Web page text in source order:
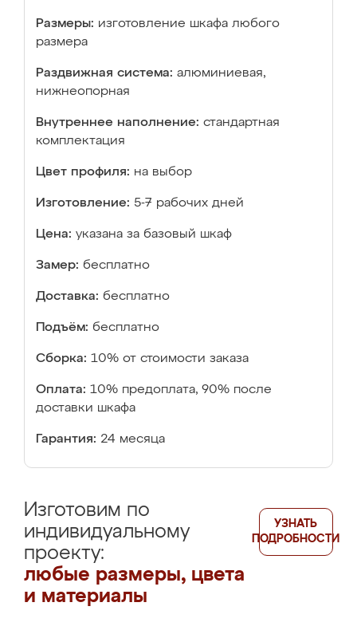
Размеры: изготовление шкафа любого
размера
Раздвижная система: алюминиевая,
нижнеопорная
Внутреннее наполнение: стандартная
комплектация
Цвет профиля: на выбор
Изготовление: 5-7 рабочих дней
Цена: указана за базовый шкаф
Замер: бесплатно
Доставка: бесплатно
Подъём: бесплатно
Сборка: 10% от стоимости заказа
Оплата: 10% предоплата, 90% после
доставки шкафа
Гарантия: 24 месяца
Изготовим по
индивидуальному
проекту:
любые размеры, цвета
и материалы
УЗНАТЬ
ПОДРОБНОСТИ